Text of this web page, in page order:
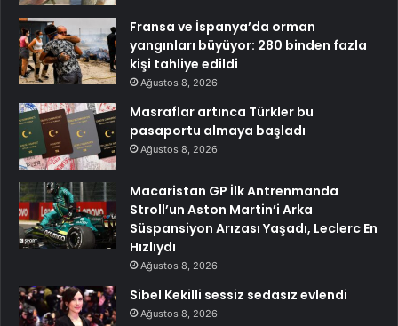
Fransa ve İspanya’da orman
yangınları büyüyor: 280 binden fazla
kişi tahliye edildi
Ağustos 8, 2026
Masraflar artınca Türkler bu
pasaportu almaya başladı
Ağustos 8, 2026
Macaristan GP İlk Antrenmanda
Stroll’un Aston Martin’i Arka
Süspansiyon Arızası Yaşadı, Leclerc En
Hızlıydı
Ağustos 8, 2026
Sibel Kekilli sessiz sedasız evlendi
Ağustos 8, 2026